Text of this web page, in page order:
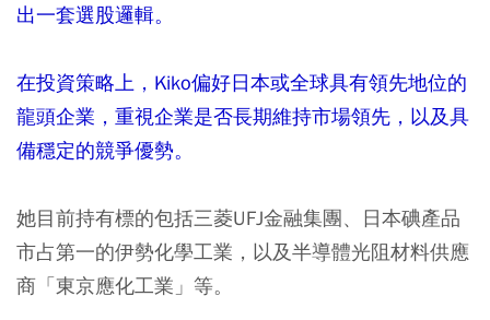
出一套選股邏輯。
在投資策略上，Kiko偏好日本或全球具有領先地位的
龍頭企業，重視企業是否長期維持市場領先，以及具
備穩定的競爭優勢。
她目前持有標的包括三菱UFJ金融集團、日本碘產品
市占第一的伊勢化學工業，以及半導體光阻材料供應
商「東京應化工業」等。